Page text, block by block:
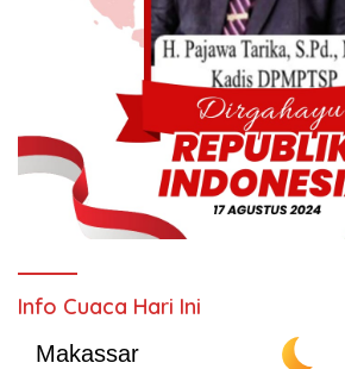
Info Cuaca Hari Ini
Makassar